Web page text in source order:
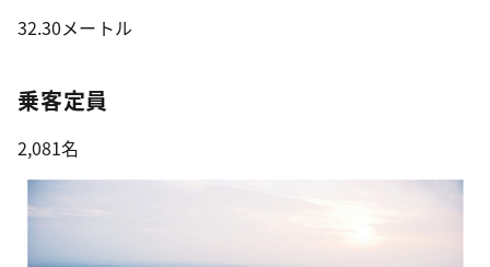
32.30メートル
乗客定員
2,081名